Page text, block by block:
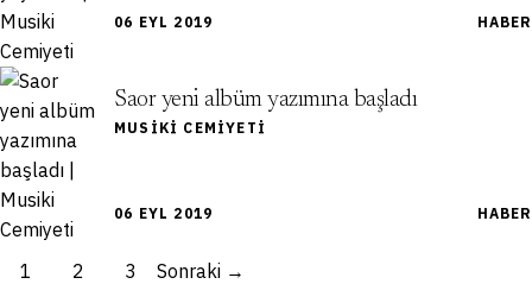
06 EYL 2019 HABER
06 EYL 2019
Saor yeni albüm yazımına başladı
MUSIKI CEMIYETI
HABER
1 2 3 Sonraki →